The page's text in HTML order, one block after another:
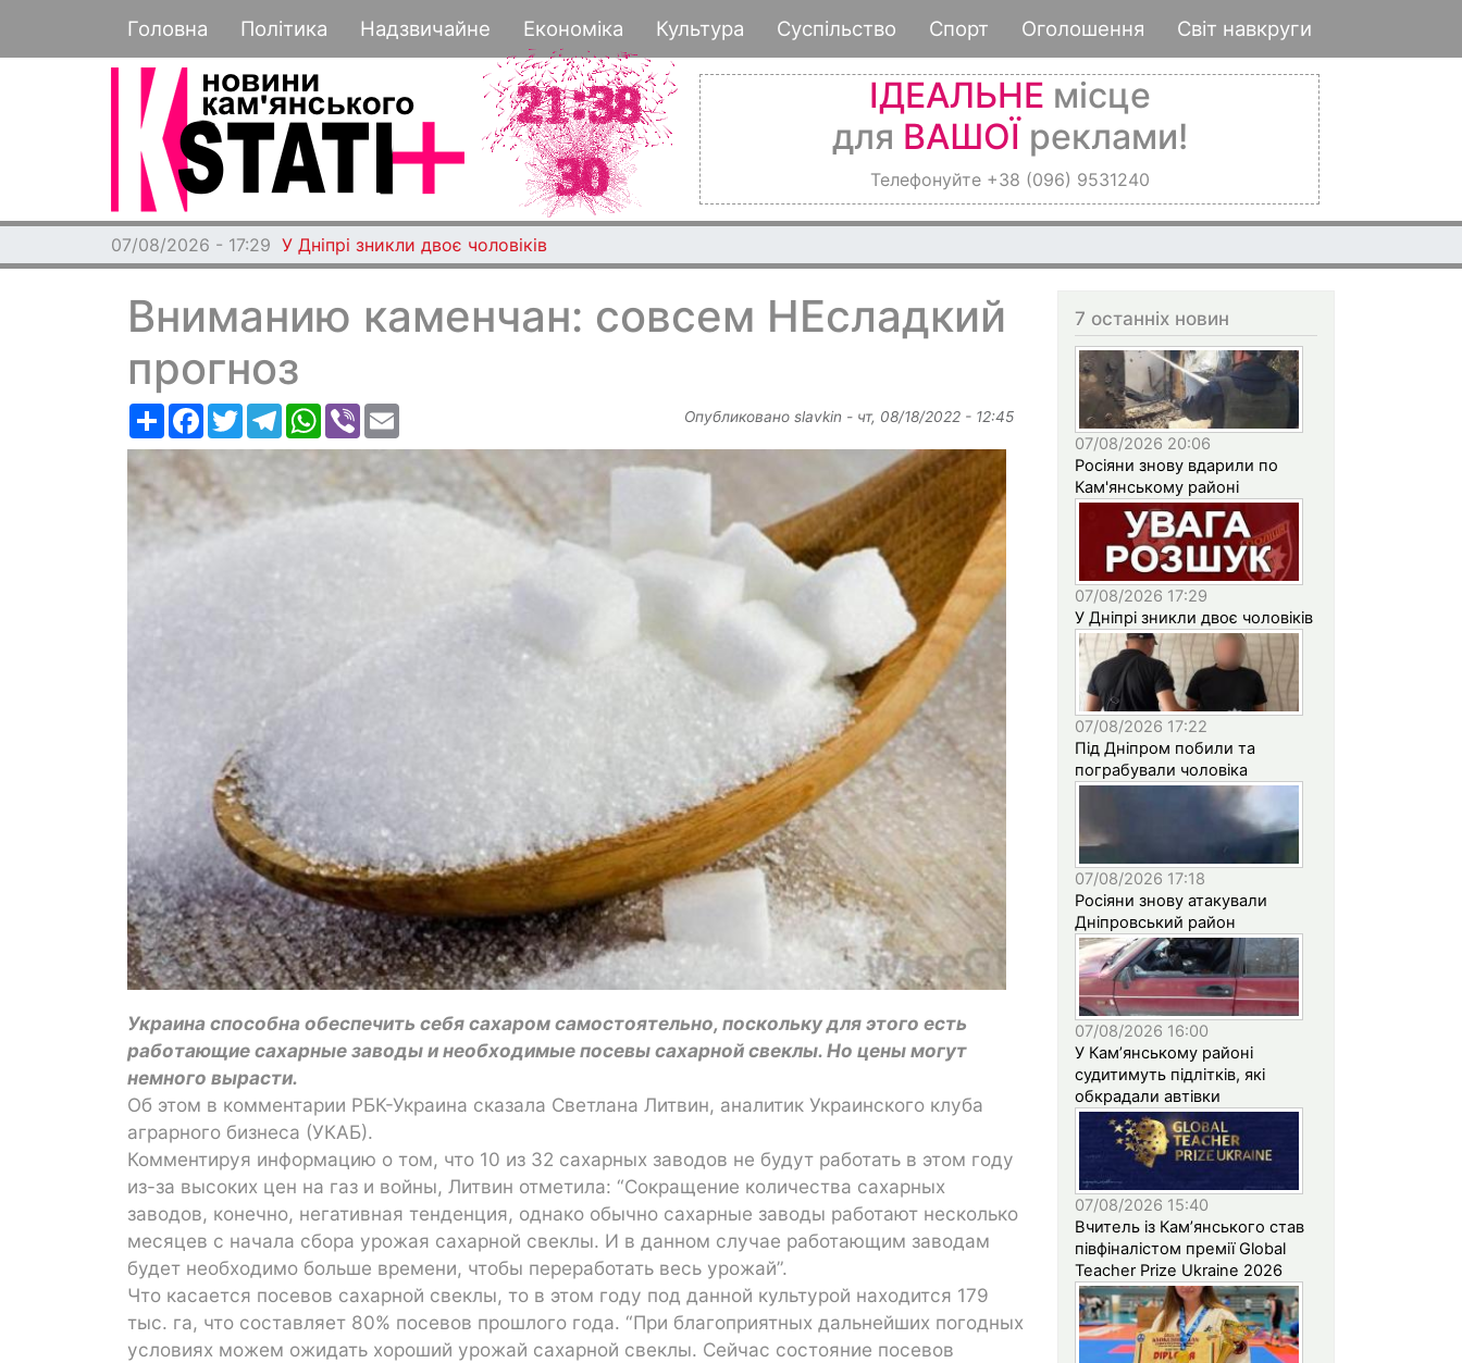
к
основному
Основная навигация
Головна Політика Надзвичайне Економіка Культура Суспільство Спорт Оголошення Світ навкруги
ІДЕАЛЬНЕ місце
для ВАШОЇ реклами!
Телефонуйте +38 (096) 9531240
07/08/2026 - 17:29 У Дніпрі зникли двоє чоловіків
Вниманию каменчан: совсем НЕсладкий
прогноз
РесурсFacebook
TwitterTelegramWhatsApp
Viber Опубликовано slavkin - чт, 08/18/2022 - 12:45
Украина способна обеспечить себя сахаром самостоятельно, поскольку для этого есть
работающие сахарные заводы и необходимые посевы сахарной свеклы. Но цены могут
немного вырасти.
Об этом в комментарии РБК-Украина сказала Светлана Литвин, аналитик Украинского клуба
аграрного бизнеса (УКАБ).
Комментируя информацию о том, что 10 из 32 сахарных заводов не будут работать в этом году
из-за высоких цен на газ и войны, Литвин отметила: “Сокращение количества сахарных
заводов, конечно, негативная тенденция, однако обычно сахарные заводы работают несколько
месяцев с начала сбора урожая сахарной свеклы. И в данном случае работающим заводам
будет необходимо больше времени, чтобы переработать весь урожай”.
Что касается посевов сахарной свеклы, то в этом году под данной культурой находится 179
тыс. га, что составляет 80% посевов прошлого года. “При благоприятных дальнейших погодных
условиях можем ожидать хороший урожай сахарной свеклы. Сейчас состояние посевов
7 останніх новин
07/08/2026 20:06
Росіяни знову вдарили по
Кам'янському районі
07/08/2026 17:29
У Дніпрі зникли двоє чоловіків
07/08/2026 17:22
Під Дніпром побили та
пограбували чоловіка
07/08/2026 17:18
Росіяни знову атакували
Дніпровський район
07/08/2026 16:00
У Кам’янському районі
судитимуть підлітків, які
обкрадали автівки
07/08/2026 15:40
Вчитель із Кам’янського став
півфіналістом премії Global
Teacher Prize Ukraine 2026